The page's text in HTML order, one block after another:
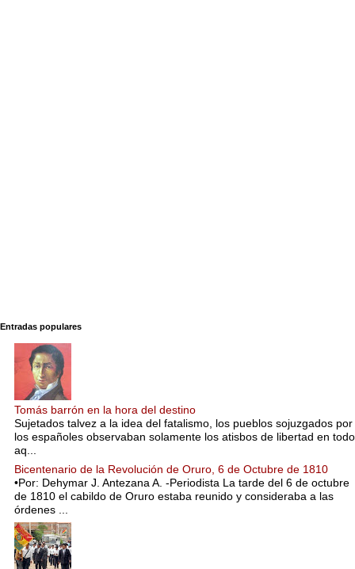
Entradas populares
Tomás barrón en la hora del destino
Sujetados talvez a la idea del fatalismo, los pueblos sojuzgados por
los españoles observaban solamente los atisbos de libertad en todo
aq...
Bicentenario de la Revolución de Oruro, 6 de Octubre de 1810
•Por: Dehymar J. Antezana A. -Periodista La tarde del 6 de octubre
de 1810 el cabildo de Oruro estaba reunido y consideraba a las
órdenes ...